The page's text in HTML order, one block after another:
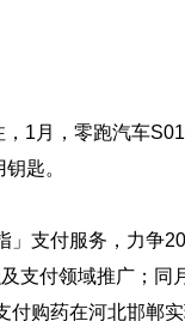
，零跑汽车S01
匙。
支付服务，力争
支付领域推广；同
购药在河北邯郸实